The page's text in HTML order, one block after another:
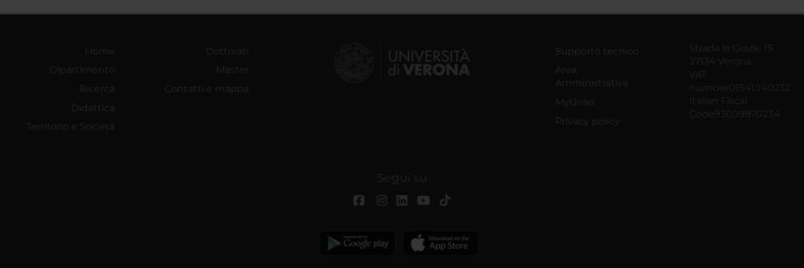
Home
Dipartimento
Ricerca
Didattica
Territorio e Società
Dottorati
Master
Contatti e mappa
Supporto tecnico
Area
Amministrativa
MyUnivr
Privacy policy
Strada le Grazie 15
37134 Verona
VAT
number01541040232
Italian Fiscal
Code93009870234
Segui su